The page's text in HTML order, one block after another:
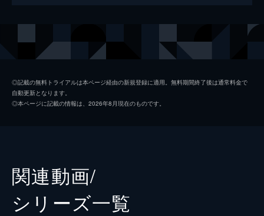
◎記載の無料トライアルは本ページ経由の新規登録に適用。無料期間終了後は通常料金で
自動更新となります。
◎本ページに記載の情報は、2026年8月現在のものです。
関連動画/
シリーズ⼀覧